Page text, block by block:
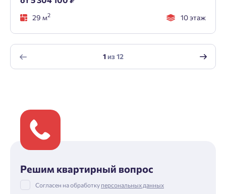
29 м2 10 этаж
1из12
Решим квартирный вопрос
Согласен на обработку персональных данных